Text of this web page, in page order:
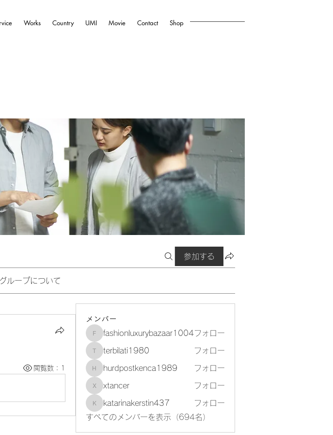
Works Country UMI Movie Contact Shop
参加する
グループについて
閲覧数：1
メンバー
fashionluxurybazaar1004
fashionluxurybazaar1004フォロー
terbilati1980
terbilati1980 フォロー
hurdpostkenca1989
hurdpostkenca1989 フォロー
xtancer
xtancer フォロー
katarinakerstin437
katarinakerstin437
フォロー
すべてのメンバーを表示（694名）